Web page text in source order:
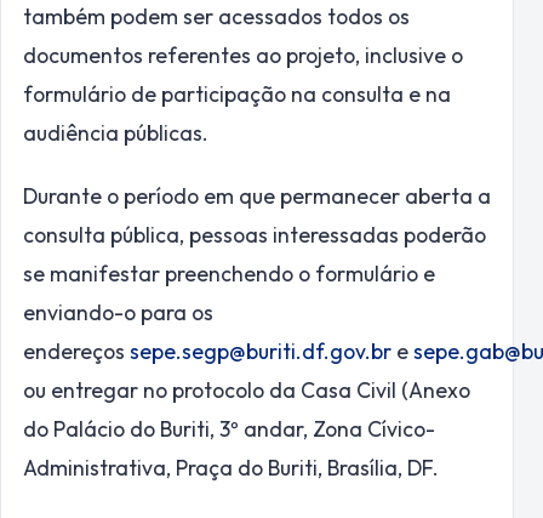
também podem ser acessados todos os
documentos referentes ao projeto, inclusive o
formulário de participação na consulta e na
audiência públicas.
Durante o período em que permanecer aberta a
consulta pública, pessoas interessadas poderão
se manifestar preenchendo o formulário e
enviando-o para os
endereços sepe.segp@buriti.df.gov.br e
ou entregar no protocolo da Casa Civil (Anexo
do Palácio do Buriti, 3º andar, Zona Cívico-
Administrativa, Praça do Buriti, Brasília, DF.